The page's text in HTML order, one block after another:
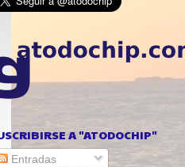
A "ATODOCHIP"
Entradas